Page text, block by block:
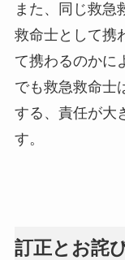
また、同じ救急
救命士として携
て携わるのかに
でも救急救命士
する、責任が大
す。
訂正とお詫